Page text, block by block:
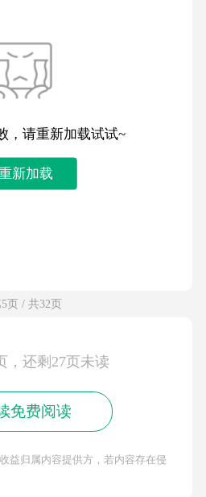
，请重新加载试试~
新加载
页 / 共32页
，还剩27页未读
免费阅读
益归属内容提供方，若内容存在侵